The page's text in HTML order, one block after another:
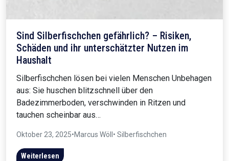
Sind Silberfischchen gefährlich? – Risiken,
Schäden und ihr unterschätzter Nutzen im
Haushalt
Silberfischchen lösen bei vielen Menschen Unbehagen
aus: Sie huschen blitzschnell über den
Badezimmerboden, verschwinden in Ritzen und
tauchen scheinbar aus…
Oktober 23, 2025•Marcus Wöll • Silberfischchen
Weiterlesen